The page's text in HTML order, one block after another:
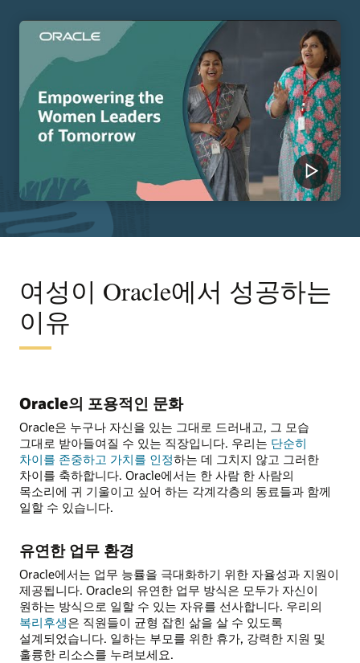
여성이 Oracle에서 성공하는
이유
Oracle의 포용적인 문화
Oracle은 누구나 자신을 있는 그대로 드러내고, 그 모습
그대로 받아들여질 수 있는 직장입니다. 우리는 단순히
차이를 존중하고 가치를 인정하는 데 그치지 않고 그러한
차이를 축하합니다. Oracle에서는 한 사람 한 사람의
목소리에 귀 기울이고 싶어 하는 각계각층의 동료들과 함께
일할 수 있습니다.
유연한 업무 환경
Oracle에서는 업무 능률을 극대화하기 위한 자율성과 지원이
제공됩니다. Oracle의 유연한 업무 방식은 모두가 자신이
원하는 방식으로 일할 수 있는 자유를 선사합니다. 우리의
복리후생은 직원들이 균형 잡힌 삶을 살 수 있도록
설계되었습니다. 일하는 부모를 위한 휴가, 강력한 지원 및
훌륭한 리소스를 누려보세요.